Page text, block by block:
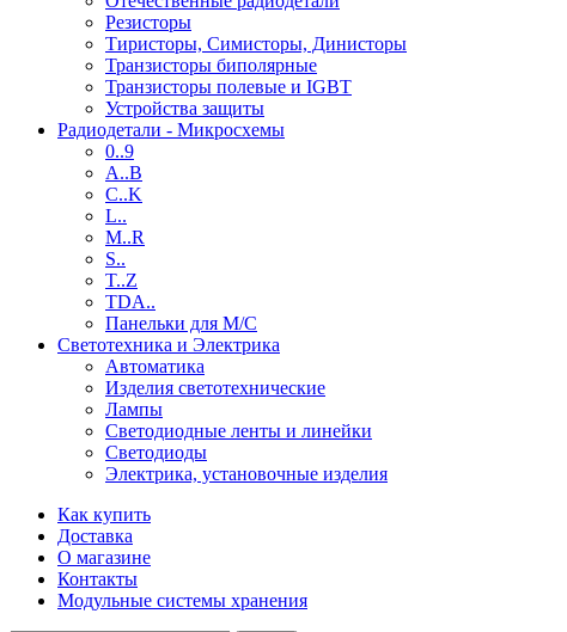
Резисторы
Тиристоры, Симисторы, Динисторы
Транзисторы биполярные
Транзисторы полевые и IGBT
Устройства защиты
Радиодетали - Микросхемы
0..9
A..B
C..K
L..
M..R
S..
T..Z
TDA..
Панельки для М/С
Светотехника и Электрика
Автоматика
Изделия светотехнические
Лампы
Светодиодные ленты и линейки
Светодиоды
Электрика, установочные изделия
Как купить
Доставка
О магазине
Контакты
Модульные системы хранения